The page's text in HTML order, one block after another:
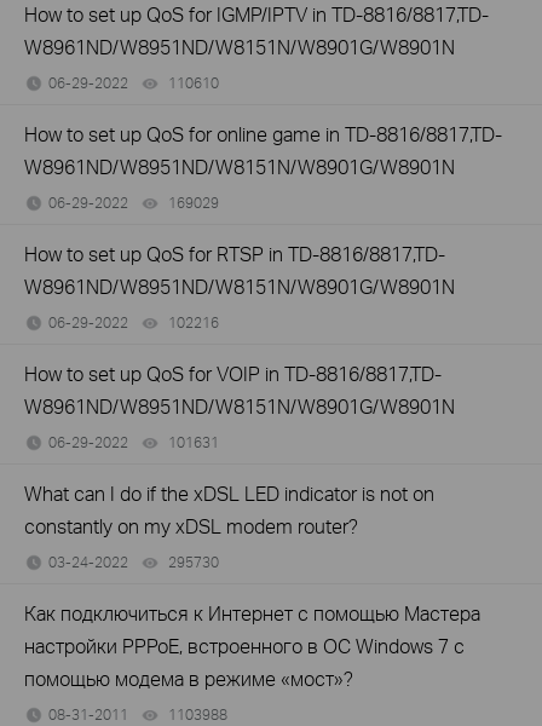
How to set up QoS for IGMP/IPTV in TD-8816/8817,TD-
W8961ND/W8951ND/W8151N/W8901G/W8901N
06-29-2022 110610
How to set up QoS for online game in TD-8816/8817,TD-
W8961ND/W8951ND/W8151N/W8901G/W8901N
06-29-2022 169029
How to set up QoS for RTSP in TD-8816/8817,TD-
W8961ND/W8951ND/W8151N/W8901G/W8901N
06-29-2022 102216
How to set up QoS for VOIP in TD-8816/8817,TD-
W8961ND/W8951ND/W8151N/W8901G/W8901N
06-29-2022 101631
What can I do if the xDSL LED indicator is not on
constantly on my xDSL modem router?
03-24-2022 295730
Как подключиться к Интернет с помощью Мастера
настройки PPPoE, встроенного в ОС Windows 7 с
помощью модема в режиме «мост»?
08-31-2011 1103988